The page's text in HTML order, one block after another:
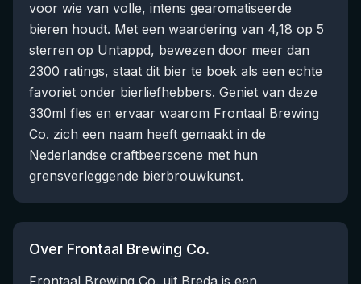
voor wie van volle, intens gearomatiseerde
bieren houdt. Met een waardering van 4,18 op 5
sterren op Untappd, bewezen door meer dan
2300 ratings, staat dit bier te boek als een echte
favoriet onder bierliefhebbers. Geniet van deze
330ml fles en ervaar waarom Frontaal Brewing
Co. zich een naam heeft gemaakt in de
Nederlandse craftbeerscene met hun
grensverleggende bierbrouwkunst.
Over Frontaal Brewing Co.
Frontaal Brewing Co. uit Breda is een